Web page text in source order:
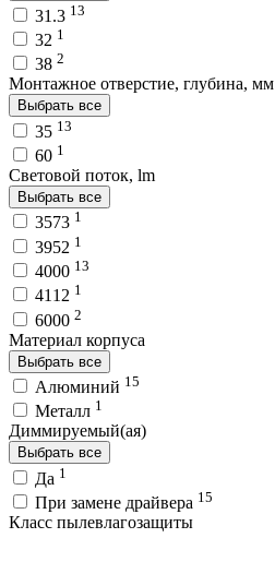
31.3 13
32 1
38 2
Монтажное отверстие, глубина, мм
Выбрать все
35 13
60 1
Световой поток, lm
Выбрать все
3573 1
3952 1
4000 13
4112 1
6000 2
Материал корпуса
Выбрать все
Алюминий 15
Металл 1
Диммируемый(ая)
Выбрать все
Да 1
При замене драйвера 15
Класс пылевлагозащиты